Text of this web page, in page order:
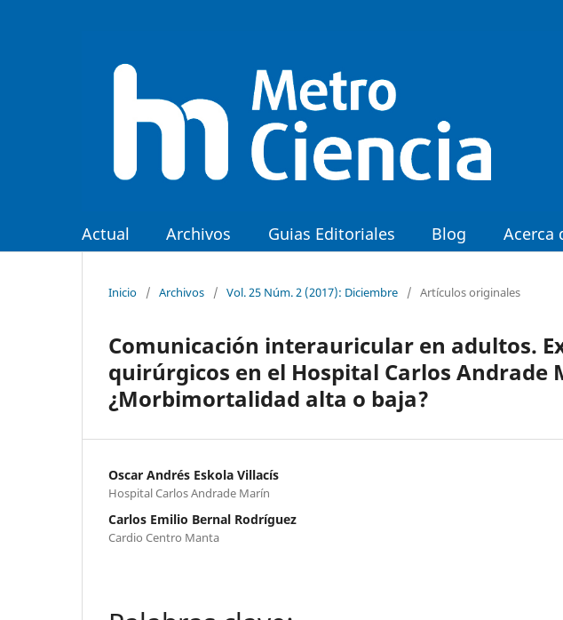
Actual Archivos Guias Editoriales Blog Acerca
Inicio / Archivos / Vol. 25 Núm. 2 (2017): Diciembre / Artículos originales
Comunicación interauricular en adultos.
quirúrgicos en el Hospital Carlos Andrade
¿Morbimortalidad alta o baja?
Oscar Andrés Eskola Villacís
Hospital Carlos Andrade Marín
Carlos Emilio Bernal Rodríguez
Cardio Centro Manta